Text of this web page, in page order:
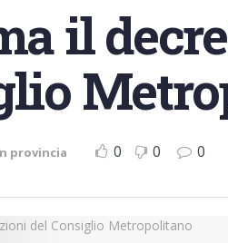
il
provincia 0 0 0